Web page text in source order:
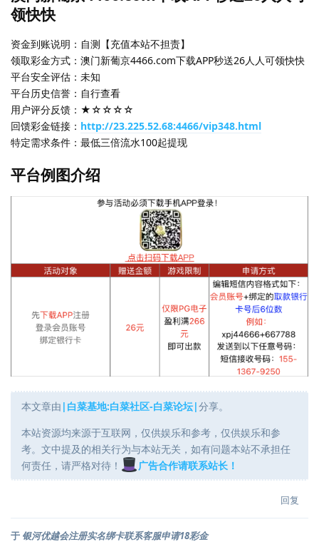
领快快
资金到账说明：自测【充值本站不担责】
领取彩金方式：澳门新葡京4466.com下载APP秒送26人人可领快快
平台安全评估：未知
平台历史信誉：自行查看
用户评分反馈：★☆☆☆☆
回馈彩金链接： http://23.225.52.68:4466/vip348.html
特定需求条件：最低三倍流水100起提现
平台例图介绍
本文章由 |白菜基地:白菜社区-白菜论坛|分享。
本站资源均来源于互联网，仅供娱乐和参考，仅供娱乐和参
考。文中提及的相关行为与本站无关，如有问题本站不承担任
何责任，请严格对待！
广告合作请联系站长！
回复
于 银河优越会注册实名绑卡联系客服申请18彩金